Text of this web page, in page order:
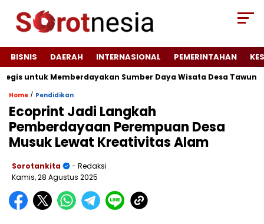
BISNIS DAERAH INTERNASIONAL PEMERINTAHAN
Memberdayakan Sumber Daya Wisata Desa Tawun
Home / Pendidikan
Ecoprint Jadi Langkah
Pemberdayaan Perempuan Desa
Musuk Lewat Kreativitas Alam
Sorotankita
- Redaksi
Kamis, 28 Agustus 2025